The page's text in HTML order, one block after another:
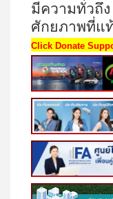
มีความทั่วถึ
ศักยภาพที่แ
Click Donate